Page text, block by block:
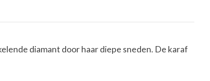
diamant door haar diepe sneden. De karaf